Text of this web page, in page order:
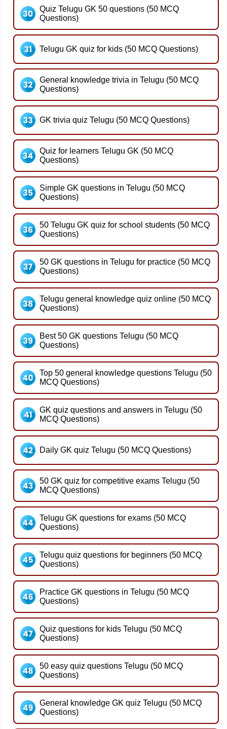
Quiz Telugu GK 50 questions (50 MCQ
Questions)
Telugu GK quiz for kids (50 MCQ Questions)
General knowledge trivia in Telugu (50 MCQ
Questions)
GK trivia quiz Telugu (50 MCQ Questions)
Quiz for learners Telugu GK (50 MCQ
Questions)
Simple GK questions in Telugu (50 MCQ
Questions)
50 Telugu GK quiz for school students (50 MCQ
Questions)
50 GK questions in Telugu for practice (50 MCQ
Questions)
Telugu general knowledge quiz online (50 MCQ
Questions)
Best 50 GK questions Telugu (50 MCQ
Questions)
Top 50 general knowledge questions Telugu (50
MCQ Questions)
GK quiz questions and answers in Telugu (50
MCQ Questions)
Daily GK quiz Telugu (50 MCQ Questions)
50 GK quiz for competitive exams Telugu (50
MCQ Questions)
Telugu GK questions for exams (50 MCQ
Questions)
Telugu quiz questions for beginners (50 MCQ
Questions)
Practice GK questions in Telugu (50 MCQ
Questions)
Quiz questions for kids Telugu (50 MCQ
Questions)
50 easy quiz questions Telugu (50 MCQ
Questions)
General knowledge GK quiz Telugu (50 MCQ
Questions)